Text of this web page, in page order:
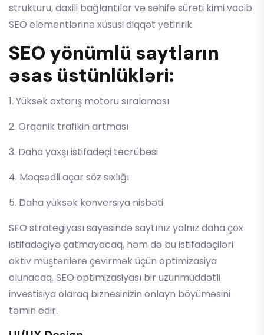
strukturu, daxili bağlantılar və səhifə sürəti kimi vacib
SEO elementlərinə xüsusi diqqət yetiririk.
SEO yönümlü saytların
əsas üstünlükləri:
1. Yüksək axtarış motoru sıralaması
2. Orqanik trafikin artması
3. Daha yaxşı istifadəçi təcrübəsi
4. Məqsədli açar söz sıxlığı
5. Daha yüksək konversiya nisbəti
SEO strategiyası sayəsində saytınız yalnız daha çox
istifadəçiyə çatmayacaq, həm də bu istifadəçiləri
aktiv müştərilərə çevirmək üçün optimizasiya
olunacaq. SEO optimizasiyası bir uzunmüddətli
investisiya olaraq biznesinizin onlayn böyüməsini
təmin edir.